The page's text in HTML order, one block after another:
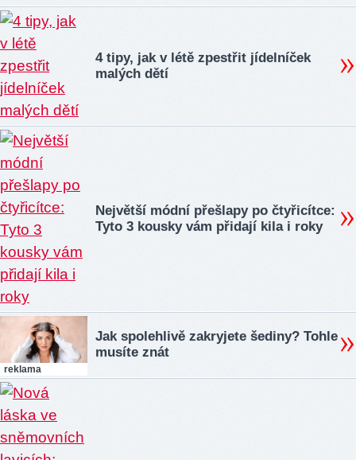
4 tipy, jak v létě zpestřit jídelníček
malých dětí
Největší módní přešlapy po čtyřicítce:
Tyto 3 kousky vám přidají kila i roky
reklama
Jak spolehlivě zakryjete šediny? Tohle
musíte znát